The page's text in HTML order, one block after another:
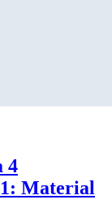
4
Material